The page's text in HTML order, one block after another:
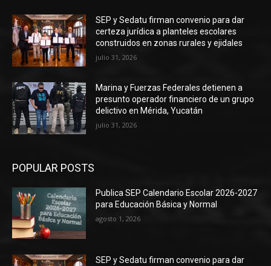
SEP y Sedatu firman convenio para dar
certeza jurídica a planteles escolares
construidos en zonas rurales y ejidales
julio 31, 2026
Marina y Fuerzas Federales detienen a
presunto operador financiero de un grupo
delictivo en Mérida, Yucatán
julio 31, 2026
POPULAR POSTS
Publica SEP Calendario Escolar 2026-2027
para Educación Básica y Normal
agosto 1, 2026
SEP y Sedatu firman convenio para dar